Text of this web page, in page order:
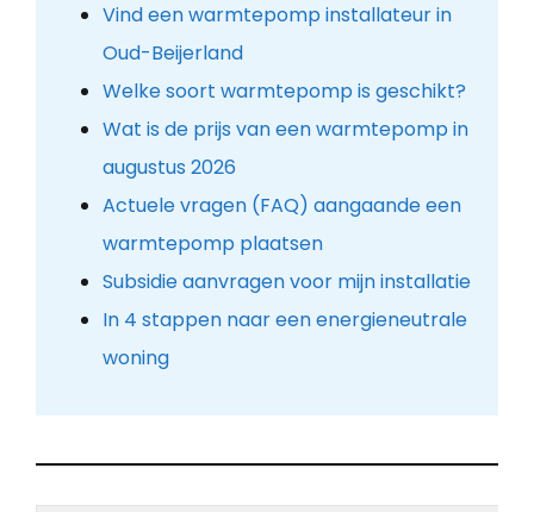
Vind een warmtepomp installateur in
Oud-Beijerland
Welke soort warmtepomp is geschikt?
Wat is de prijs van een warmtepomp in
augustus 2026
Actuele vragen (FAQ) aangaande een
warmtepomp plaatsen
Subsidie aanvragen voor mijn installatie
In 4 stappen naar een energieneutrale
woning